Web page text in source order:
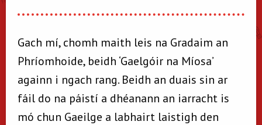
Gach mí, chomh maith leis na Gradaim an
Phríomhoide, beidh ‘Gaelgóir na Míosa’
againn i ngach rang. Beidh an duais sin ar
fáil do na páistí a dhéanann an iarracht is
mó chun Gaeilge a labhairt laistigh den